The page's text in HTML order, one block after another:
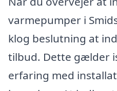
varmepumper i
klog beslutning at
tilbud. Dette gælder
erfaring med